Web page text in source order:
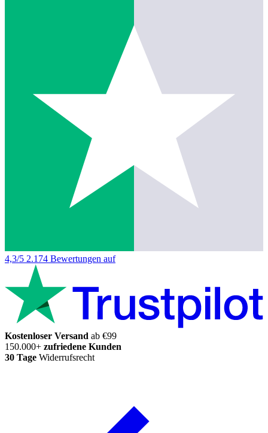
4,3/5 2.174 Bewertungen auf
Kostenloser Versand ab €99
150.000+ zufriedene Kunden
30 Tage Widerrufsrecht